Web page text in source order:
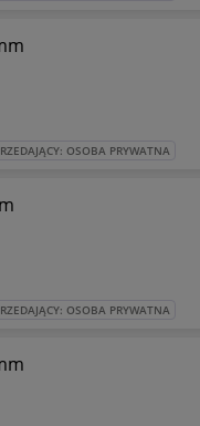
OSOBA PRYWATNA
OSOBA PRYWATNA